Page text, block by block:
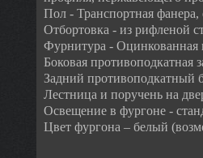
Пол - Транспортная
Отбортовка - из рифленой
Фурнитура -
Боковая противоподкатная
Задний противоподкатный
Лестница и поручень на
Освещение в фургоне -
Цвет фургона – белый